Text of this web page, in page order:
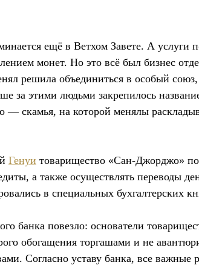
ещё в Ветхом Завете. А услуги
монет. Но это всё был бизнес
решила объединиться в особый
за этими людьми закрепилось
— скамья, на которой менялы
Генуи товарищество «Сан-Джорджо»
а также осуществлять переводы
в специальных бухгалтерских
банка повезло: основатели
обогащения торгашами и не
Согласно уставу банка, все важные